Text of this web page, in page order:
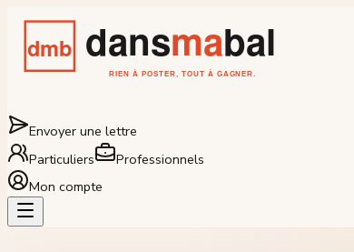
Envoyer une lettre
Particuliers
Professionnels
Mon compte